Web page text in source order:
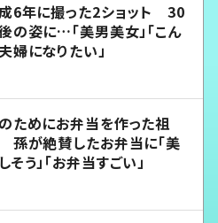
6年に撮った2ショット 30
の姿に…「美男美女」「こん
婦になりたい」
ためにお弁当を作った祖
が絶賛したお弁当に「美
そう」「お弁当すごい」